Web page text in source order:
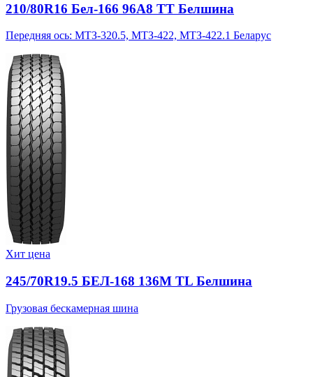
210/80R16 Бел-166 96A8 TT Белшина
Передняя ось: МТЗ-320.5, МТЗ-422, МТЗ-422.1 Беларус
Хит цена
245/70R19.5 БЕЛ-168 136M TL Белшина
Грузовая бескамерная шина